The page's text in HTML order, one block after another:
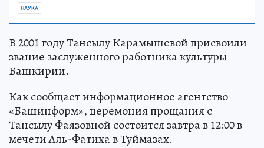
НАУКА
В 2001 году Тансылу Карамышевой присвоили
звание заслуженного работника культуры
Башкирии.
Как сообщает информационное агентство
«Башинформ», церемония прощания с
Тансылу Фаязовной состоится завтра в 12:00 в
мечети Аль-Фатиха в Туймазах.